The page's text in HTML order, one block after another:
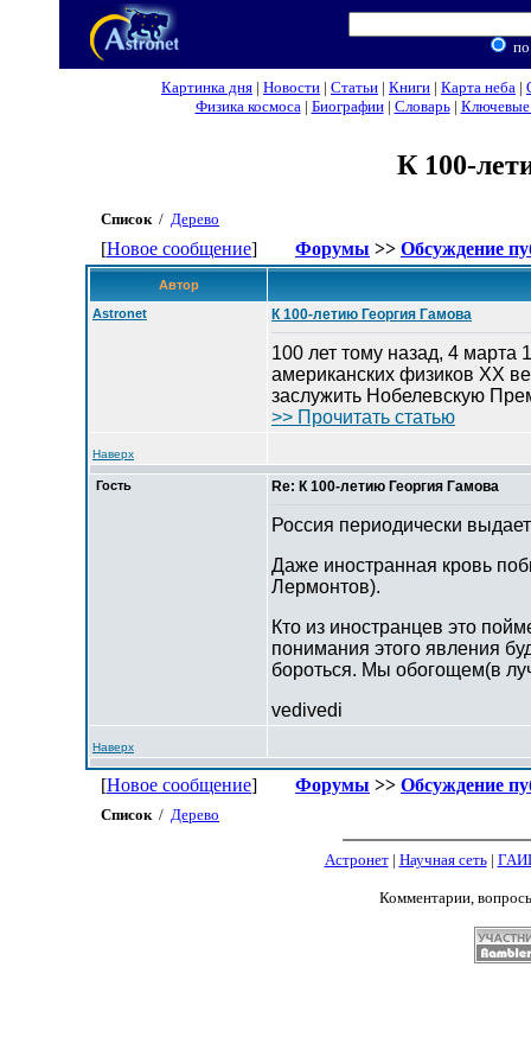
Картинка дня | Новости | Статьи | Книги | Карта неба |
Физика космоса| Биографии| Словарь| Ключевые
К 100-
Список / Дерево
[Новое сообщение] Форумы >> Обсуждение
Автор
Astronet
К 100-летию Георгия Гамова
100 лет тому назад, 4 марта
американских физиков XX
заслужить Нобелевскую
>> Прочитать статью
Наверх
Гость Re: К 100-летию Георгия Гамова
Россия периодически
Даже иностранная кровь
Лермонтов).
Кто из иностранцев это
понимания этого явления
бороться. Мы обогощем(в
vedivedi
Наверх
[Новое сообщение] Форумы >> Обсуждение
Список / Дерево
Астронет| Научная сеть|
Комментарии,